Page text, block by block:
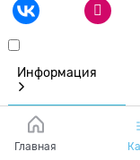
Информация
Главная